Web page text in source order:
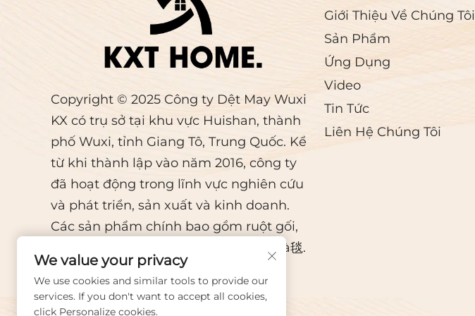
cấp, hiệuquả cách ly độ
ẩm và độ ẩm, để gối nâng
đầu của bạn luôn ...
lànda kết hợp với thiết kế
nhân thể học, đảm bảo
rằng mỗi ...
Copyright © 2025 Công ty Dệt May Wuxi
KX có trụ sở tại khu vực Huishan, thành
phố Wuxi, tỉnh Giang Tô, Trung Quốc. Kể
từ khi thành lập vào năm 2016, công ty
đã hoạt động trong lĩnh vực nghiên cứu
và phát triển, sản xuất và kinh doanh.
Các sản phẩm chính bao gồm ruột gối,
vỏ gối, vỏ đệm, bộ đồ giường, chăn và毯.
All rights reserved.
Giới Thiệu Về Chúng Tôi
Sản Phẩm
Ứng Dụng
Video
Tin Tức
Liên Hệ Chúng Tôi
We value your privacy
We use cookies and similar tools to provide our
services. If you don't want to accept all cookies,
click Personalize cookies.